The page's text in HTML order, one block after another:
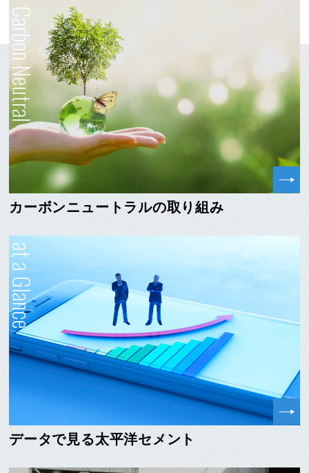
Carbon Neutral
カーボンニュートラルの取り組み
at a Glance
データで見る太平洋セメント